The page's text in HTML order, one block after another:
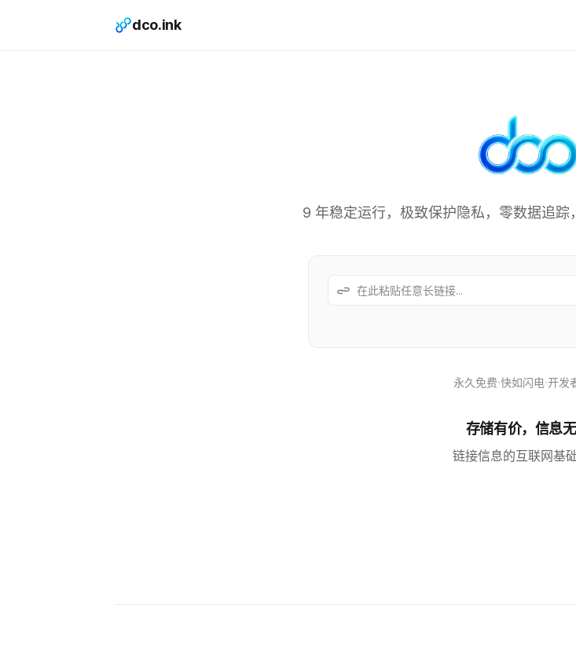
dco.ink
9 年稳定运行，极致保护隐私，零数据追踪
永久免费·快如闪电·开发
存储有价，信息
链接信息的互联网基